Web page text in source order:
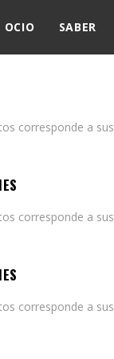
OCIO SABER
corresponde a sus
corresponde a sus
corresponde a sus